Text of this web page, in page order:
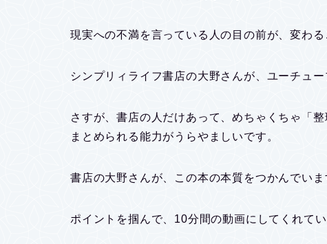
現実への不満を言っている人の目の前が、変わる
シンプリィライフ書店の大野さんが、ユーチュ
さすが、書店の人だけあって、めちゃくちゃ「
まとめられる能力がうらやましいです。
書店の大野さんが、この本の本質をつかんでいま
ポイントを掴んで、10分間の動画にしてくれてい